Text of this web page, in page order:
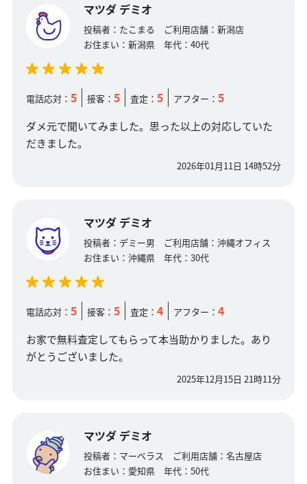
マツダ デミオ
投稿者： たこまる ご利用店舗： 新潟店
お住まい： 新潟県 年代： 40代
電話応対： 5 接客： 5 査定： 5 アフター： 5
ダメ元で聞いてみました。思った以上の対応していた
だきました。
2026年01月11日 14時52分
マツダ デミオ
投稿者： デミー男 ご利用店舗： 沖縄オフィス
お住まい： 沖縄県 年代： 30代
電話応対： 5 接客： 5 査定： 4 アフター： 4
お家で無料査定してもらって本当助かりました。あり
がとうございました。
2025年12月15日 21時11分
マツダ デミオ
投稿者： マーベラス ご利用店舗： 名古屋店
お住まい： 愛知県 年代： 50代